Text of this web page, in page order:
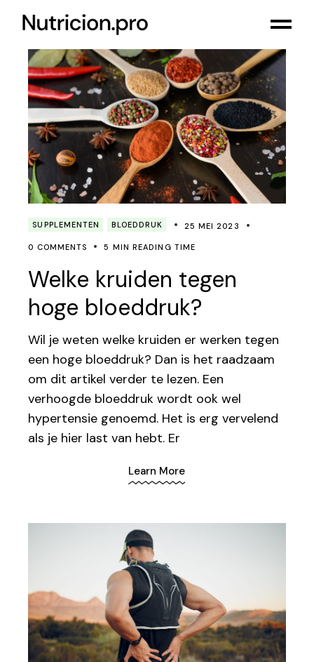
SUPPLEMENTEN BLOEDDRUK 25 MEI 2023
0 COMMENTS 5 MIN READING TIME
Welke kruiden tegen
hoge bloeddruk?
Wil je weten welke kruiden er werken tegen
een hoge bloeddruk? Dan is het raadzaam
om dit artikel verder te lezen. Een
verhoogde bloeddruk wordt ook wel
hypertensie genoemd. Het is erg vervelend
als je hier last van hebt. Er
Learn More